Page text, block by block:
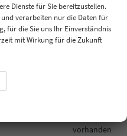
und klappbar, in
vorhanden
vorhanden
mit 12,3 Zoll TFT-
vorhanden
Dienste für Sie bereitzustellen.
verarbeiten nur die Daten für
für die Sie uns Ihr Einverständnis
mit Wirkung für die Zukunft